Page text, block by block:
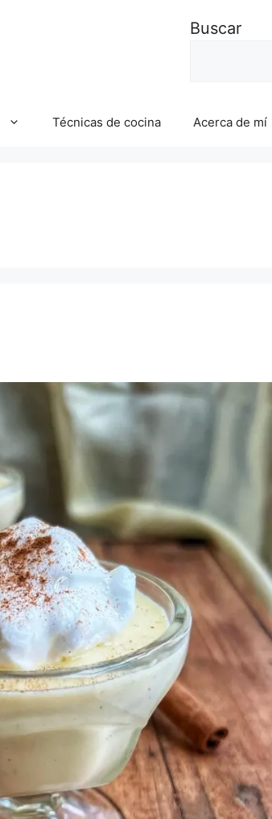
Buscar
Técnicas de cocina Acerca de mí